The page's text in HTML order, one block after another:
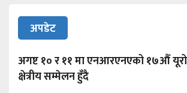
अपडेट
अगष्ट १० र ११ मा एनआरएनएको १७औँ
क्षेत्रीय सम्मेलन हुँदै